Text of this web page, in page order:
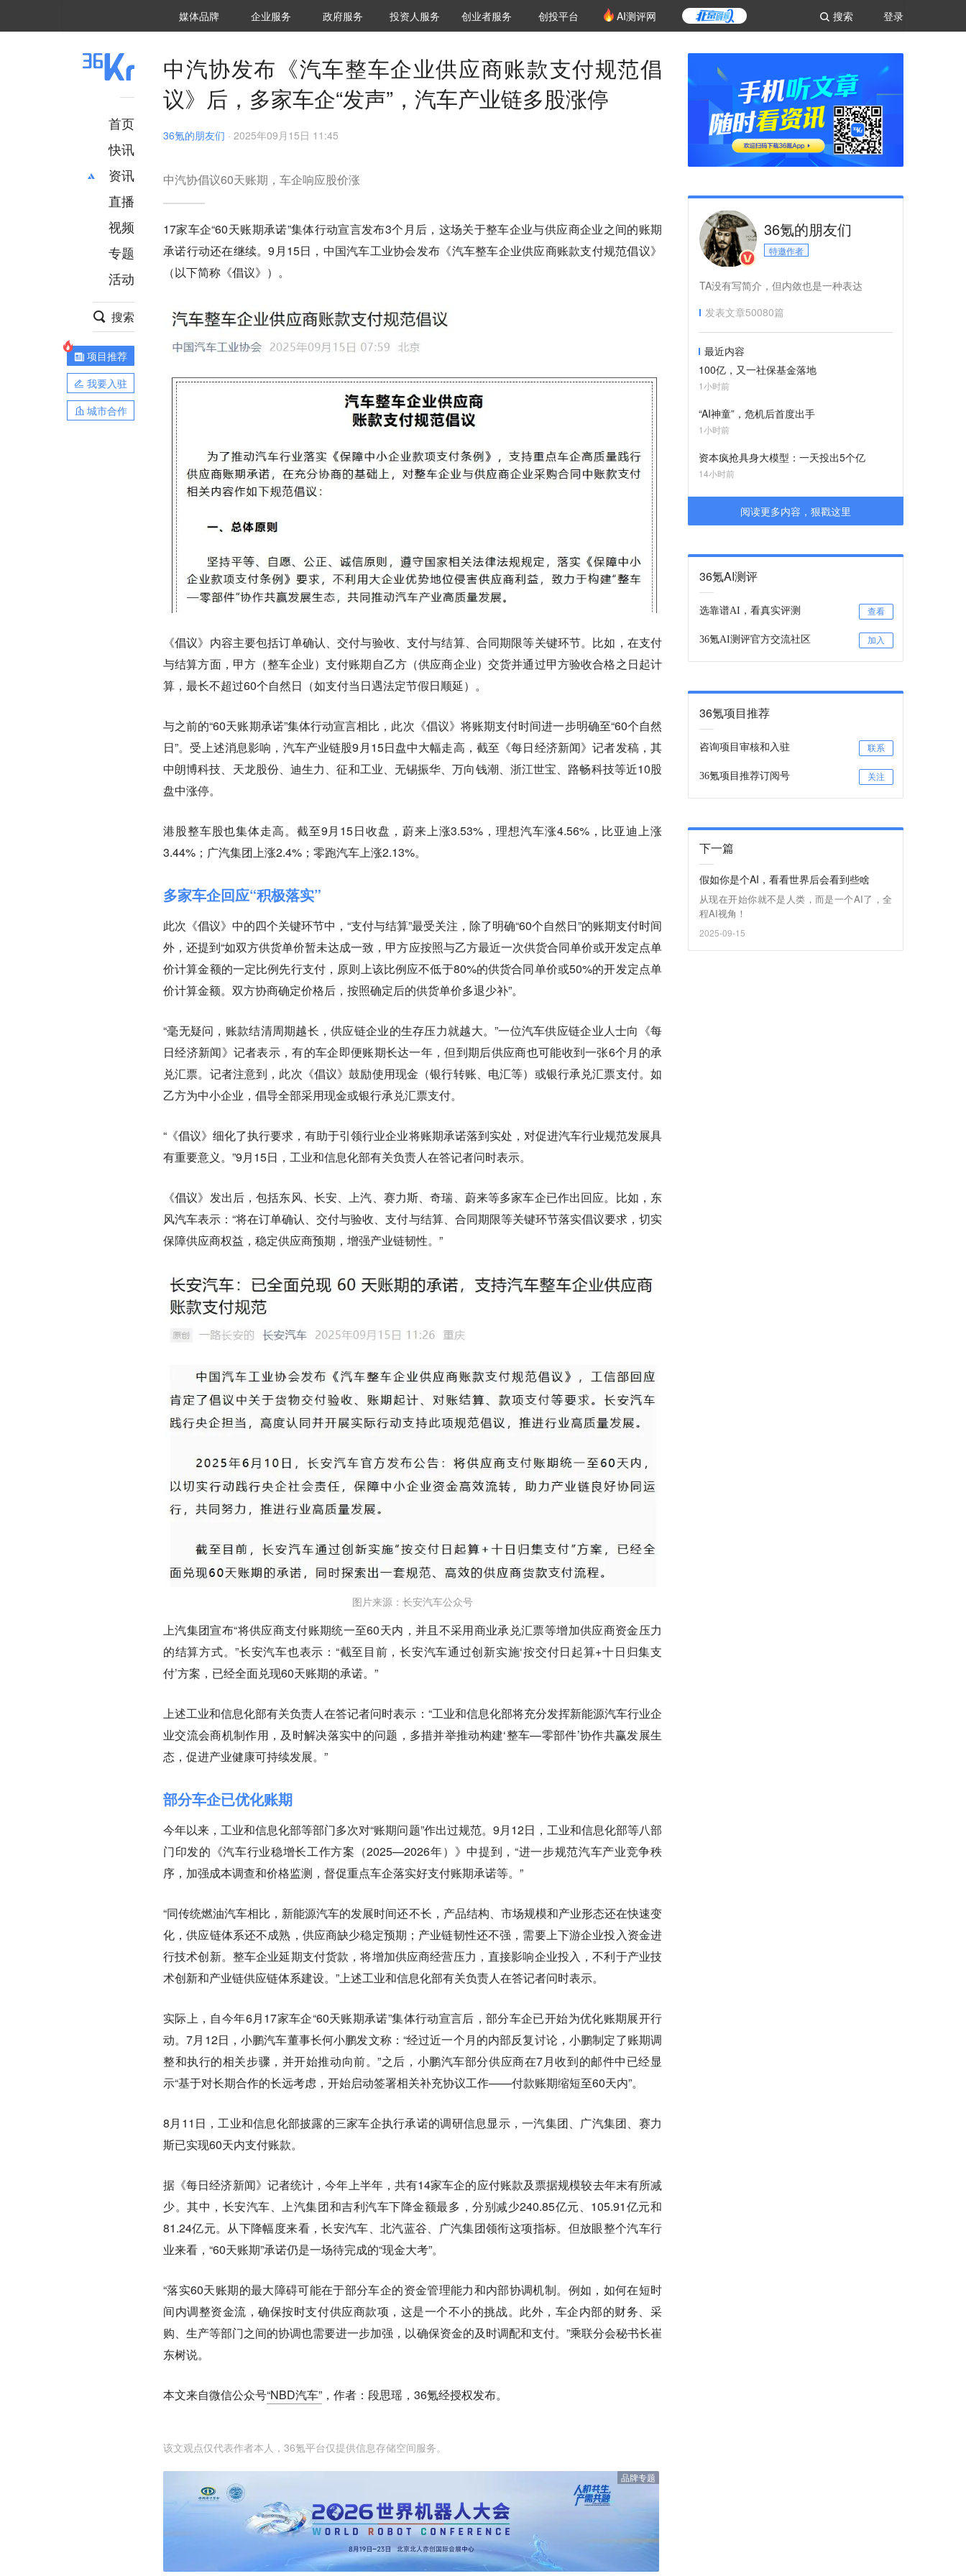
登录
搜索
媒体品牌 36Kr研究院
企业服务 城市之窗
政府服务 VClub投资机构库
投资机构职位推介
投资人服务 创投氪堂
创业者服务 创投平台 AI测评网
首页
快讯
资讯
推荐
财经
项目推荐
安徽
直播
视频
专题
活动
搜索
项目推荐
我要入驻
城市合作
中汽协发布《汽车整车企业供应商账款支付规范倡
议》后，多家车企“发声”，汽车产业链多股涨停
36氪的朋友们 · 2025年09月15日 11:45
中汽协倡议60天账期，车企响应股价涨
17家车企“60天账期承诺”集体行动宣言发布3个月后，这场关于整车企业与供应商企业之间的账期
承诺行动还在继续。9月15日，中国汽车工业协会发布《汽车整车企业供应商账款支付规范倡议》
（以下简称《倡议》）。
《倡议》内容主要包括订单确认、交付与验收、支付与结算、合同期限等关键环节。比如，在支付
与结算方面，甲方（整车企业）支付账期自乙方（供应商企业）交货并通过甲方验收合格之日起计
算，最长不超过60个自然日（如支付当日遇法定节假日顺延）。
与之前的“60天账期承诺”集体行动宣言相比，此次《倡议》将账期支付时间进一步明确至“60个自然
日”。受上述消息影响，汽车产业链股9月15日盘中大幅走高，截至《每日经济新闻》记者发稿，其
中朗博科技、天龙股份、迪生力、征和工业、无锡振华、万向钱潮、浙江世宝、路畅科技等近10股
盘中涨停。
港股整车股也集体走高。截至9月15日收盘，蔚来上涨3.53%，理想汽车涨4.56%，比亚迪上涨
3.44%；广汽集团上涨2.4%；零跑汽车上涨2.13%。
多家车企回应“积极落实”
此次《倡议》中的四个关键环节中，“支付与结算”最受关注，除了明确“60个自然日”的账期支付时间
外，还提到“如双方供货单价暂未达成一致，甲方应按照与乙方最近一次供货合同单价或开发定点单
价计算金额的一定比例先行支付，原则上该比例应不低于80%的供货合同单价或50%的开发定点单
价计算金额。双方协商确定价格后，按照确定后的供货单价多退少补”。
“毫无疑问，账款结清周期越长，供应链企业的生存压力就越大。”一位汽车供应链企业人士向《每
日经济新闻》记者表示，有的车企即便账期长达一年，但到期后供应商也可能收到一张6个月的承
兑汇票。记者注意到，此次《倡议》鼓励使用现金（银行转账、电汇等）或银行承兑汇票支付。如
乙方为中小企业，倡导全部采用现金或银行承兑汇票支付。
“《倡议》细化了执行要求，有助于引领行业企业将账期承诺落到实处，对促进汽车行业规范发展具
有重要意义。”9月15日，工业和信息化部有关负责人在答记者问时表示。
《倡议》发出后，包括东风、长安、上汽、赛力斯、奇瑞、蔚来等多家车企已作出回应。比如，东
风汽车表示：“将在订单确认、交付与验收、支付与结算、合同期限等关键环节落实倡议要求，切实
保障供应商权益，稳定供应商预期，增强产业链韧性。”
图片来源：长安汽车公众号
上汽集团宣布“将供应商支付账期统一至60天内，并且不采用商业承兑汇票等增加供应商资金压力
的结算方式。”长安汽车也表示：“截至目前，长安汽车通过创新实施‘按交付日起算+十日归集支
付’方案，已经全面兑现60天账期的承诺。”
上述工业和信息化部有关负责人在答记者问时表示：“工业和信息化部将充分发挥新能源汽车行业企
业交流会商机制作用，及时解决落实中的问题，多措并举推动构建‘整车—零部件’协作共赢发展生
态，促进产业健康可持续发展。”
部分车企已优化账期
今年以来，工业和信息化部等部门多次对“账期问题”作出过规范。9月12日，工业和信息化部等八部
门印发的《汽车行业稳增长工作方案（2025—2026年）》中提到，“进一步规范汽车产业竞争秩
序，加强成本调查和价格监测，督促重点车企落实好支付账期承诺等。”
“同传统燃油汽车相比，新能源汽车的发展时间还不长，产品结构、市场规模和产业形态还在快速变
化，供应链体系还不成熟，供应商缺少稳定预期；产业链韧性还不强，需要上下游企业投入资金进
行技术创新。整车企业延期支付货款，将增加供应商经营压力，直接影响企业投入，不利于产业技
术创新和产业链供应链体系建设。”上述工业和信息化部有关负责人在答记者问时表示。
实际上，自今年6月17家车企“60天账期承诺”集体行动宣言后，部分车企已开始为优化账期展开行
动。7月12日，小鹏汽车董事长何小鹏发文称：“经过近一个月的内部反复讨论，小鹏制定了账期调
整和执行的相关步骤，并开始推动向前。”之后，小鹏汽车部分供应商在7月收到的邮件中已经显
示“基于对长期合作的长远考虑，开始启动签署相关补充协议工作——付款账期缩短至60天内”。
8月11日，工业和信息化部披露的三家车企执行承诺的调研信息显示，一汽集团、广汽集团、赛力
斯已实现60天内支付账款。
据《每日经济新闻》记者统计，今年上半年，共有14家车企的应付账款及票据规模较去年末有所减
少。其中，长安汽车、上汽集团和吉利汽车下降金额最多，分别减少240.85亿元、105.91亿元和
81.24亿元。从下降幅度来看，长安汽车、北汽蓝谷、广汽集团领衔这项指标。但放眼整个汽车行
业来看，“60天账期”承诺仍是一场待完成的“现金大考”。
“落实60天账期的最大障碍可能在于部分车企的资金管理能力和内部协调机制。例如，如何在短时
间内调整资金流，确保按时支付供应商款项，这是一个不小的挑战。此外，车企内部的财务、采
购、生产等部门之间的协调也需要进一步加强，以确保资金的及时调配和支付。”乘联分会秘书长崔
东树说。
本文来自微信公众号“NBD汽车” ，作者：段思瑶，36氪经授权发布。
该文观点仅代表作者本人，36氪平台仅提供信息存储空间服务。
品牌专题
36氪的朋友们
特邀作者
TA没有写简介，但内敛也是一种表达
发表文章50080篇
最近内容
100亿，又一社保基金落地
1小时前
“AI神童”，危机后首度出手
1小时前
资本疯抢具身大模型：一天投出5个亿
14小时前
阅读更多内容，狠戳这里
36氪AI测评
选靠谱AI，看真实评测 查看
36氪AI测评官方交流社区 加入
36氪项目推荐
咨询项目审核和入驻 联系
36氪项目推荐订阅号 关注
下一篇
假如你是个AI，看看世界后会看到些啥
从现在开始你就不是人类，而是一个AI了，全
程AI视角！
2025-09-15